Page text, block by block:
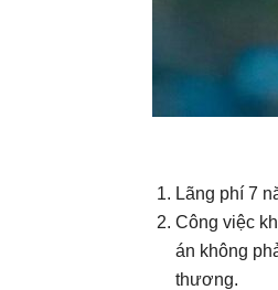
Lãng phí 7
Công việc
án không
thương.